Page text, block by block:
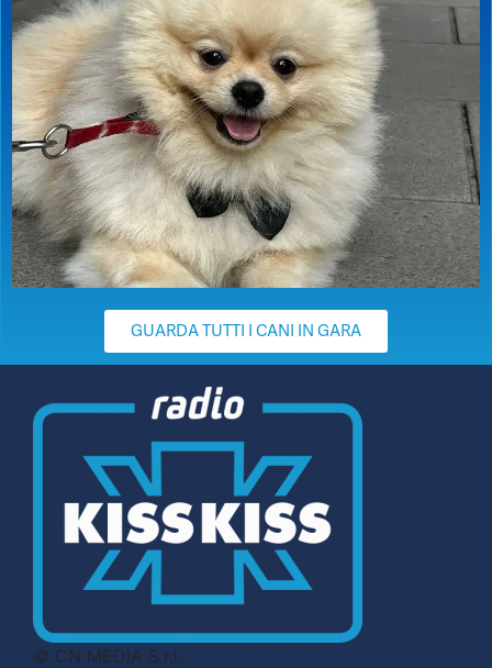
GUARDA TUTTI I CANI IN GARA
© CN MEDIA S.r.l.